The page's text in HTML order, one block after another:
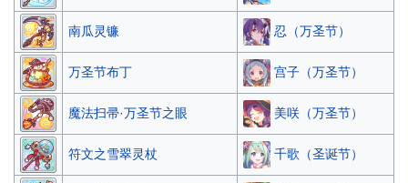
南瓜灵镰 忍（万圣节）
万圣节布丁 宫子（万圣节）
魔法扫帚·万圣节之眼 美咲（万圣节）
符文之雪翠灵杖 千歌（圣诞节）